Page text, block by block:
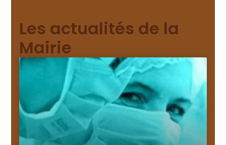
Les actualités de la
Mairie